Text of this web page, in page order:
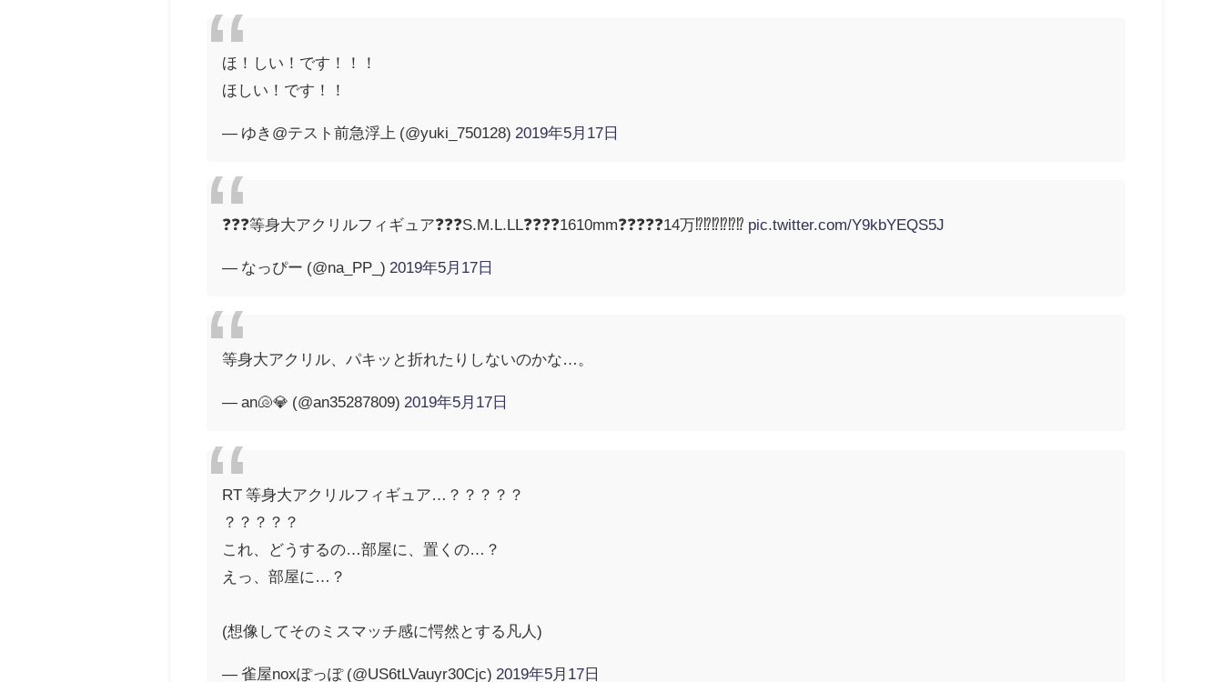
ほ！しい！です！！！
ほしい！です！！
— ゆき@テスト前急浮上 (@yuki_750128) 2019年5月17日
❓❓❓等身大アクリルフィギュア❓❓❓S.M.L.LL❓❓❓❓1610mm❓❓❓❓❓14万⁉️⁉️⁉️⁉️⁉️⁉️ pic.twitter.com/Y9kbYEQS5J
— なっぴー (@na_PP_) 2019年5月17日
等身大アクリル、パキッと折れたりしないのかな…。
— an🐚💎 (@an35287809) 2019年5月17日
RT 等身大アクリルフィギュア…？？？？？
？？？？？
これ、どうするの…部屋に、置くの…？
えっ、部屋に…？
(想像してそのミスマッチ感に愕然とする凡人)
— 雀屋noxぽっぽ (@US6tLVauyr30Cjc) 2019年5月17日